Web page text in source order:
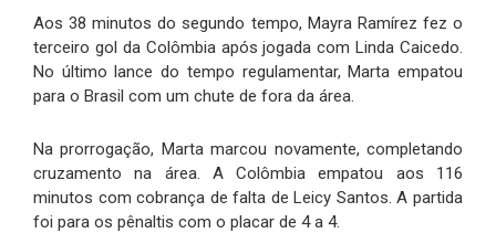
Aos 38 minutos do segundo tempo, Mayra Ramírez fez o
terceiro gol da Colômbia após jogada com Linda Caicedo.
No último lance do tempo regulamentar, Marta empatou
para o Brasil com um chute de fora da área.
Na prorrogação, Marta marcou novamente, completando
cruzamento na área. A Colômbia empatou aos 116
minutos com cobrança de falta de Leicy Santos. A partida
foi para os pênaltis com o placar de 4 a 4.